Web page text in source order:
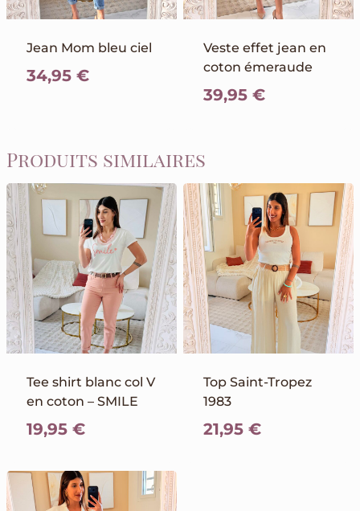
Jean Mom bleu ciel
34,95 €
Veste effet jean en
coton émeraude
39,95 €
Produits similaires
Tee shirt blanc col V
en coton – SMILE
19,95 €
Top Saint-Tropez
1983
21,95 €